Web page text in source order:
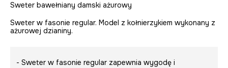
Sweter bawełniany damski ażurowy
Sweter w fasonie regular. Model z kołnierzykiem wykonany z
ażurowej dzianiny.
- Sweter w fasonie regular zapewnia wygodę i